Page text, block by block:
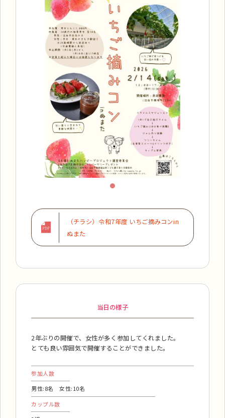
（チラシ）令和7年度 いちご摘みコンin
ぬまた
当日の様子
2年ぶりの開催で、女性が多く参加してくれました。
とても良い雰囲気で開催することができました。
参加人数
男性:8名 女性:10名
カップル数